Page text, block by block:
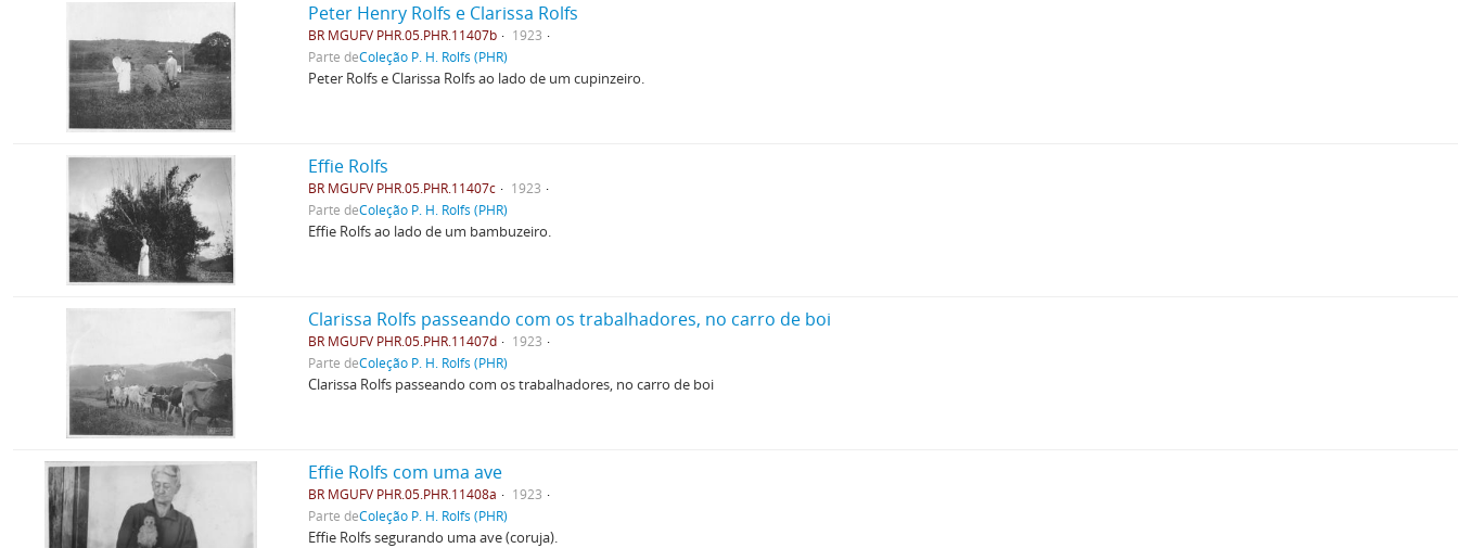
Peter Henry Rolfs e Clarissa Rolfs
BR MGUFV PHR.05.PHR.11407b
1923
Parte deColeção P. H. Rolfs (PHR)
Peter Rolfs e Clarissa Rolfs ao lado de um cupinzeiro.
Effie Rolfs
BR MGUFV PHR.05.PHR.11407c
1923
Parte deColeção P. H. Rolfs (PHR)
Effie Rolfs ao lado de um bambuzeiro.
Clarissa Rolfs passeando com os trabalhadores, no carro de boi
BR MGUFV PHR.05.PHR.11407d
1923
Parte deColeção P. H. Rolfs (PHR)
Clarissa Rolfs passeando com os trabalhadores, no carro de boi
Effie Rolfs com uma ave
BR MGUFV PHR.05.PHR.11408a
1923
Parte deColeção P. H. Rolfs (PHR)
Effie Rolfs segurando uma ave (coruja).